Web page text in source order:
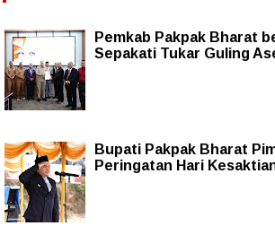
Pemkab Pakpak Bharat
Sepakati Tukar Guling
Bupati Pakpak Bharat
Peringatan Hari